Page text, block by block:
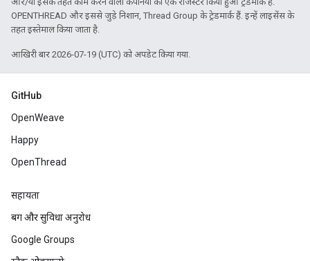
OPENTHREAD और इससे जुड़े निशान, Thread Group के ट्रेडमार्क हैं. इन्हें लाइसेंस के
तहत इस्तेमाल किया जाता है.
आखिरी बार 2026-07-19 (UTC) को अपडेट किया गया.
GitHub
OpenWeave
Happy
OpenThread
सहायता
बग और सुविधा अनुरोध
Google Groups